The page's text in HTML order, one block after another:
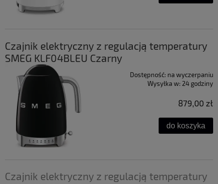
Czajnik elektryczny z regulacją temperatury
SMEG KLF04BLEU Czarny
Dostępność: na wyczerpaniu
Wysyłka w: 24 godziny
879,00 zł
do koszyka
Czajnik elektryczny z regulacją temperatury